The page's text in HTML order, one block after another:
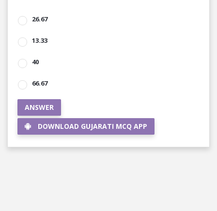
26.67
13.33
40
66.67
ANSWER
DOWNLOAD GUJARATI MCQ APP